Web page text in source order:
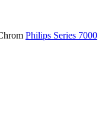
Philips Series 7000